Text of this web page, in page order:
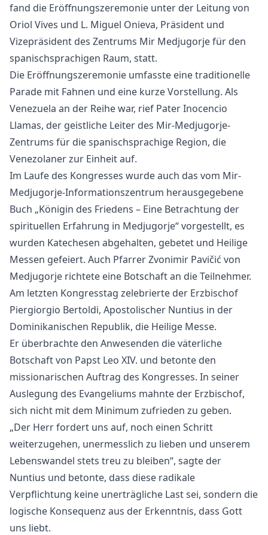
fand die Eröffnungszeremonie unter der Leitung von
Oriol Vives und L. Miguel Onieva, Präsident und
Vizepräsident des Zentrums Mir Medjugorje für den
spanischsprachigen Raum, statt.
Die Eröffnungszeremonie umfasste eine traditionelle
Parade mit Fahnen und eine kurze Vorstellung. Als
Venezuela an der Reihe war, rief Pater Inocencio
Llamas, der geistliche Leiter des Mir-Medjugorje-
Zentrums für die spanischsprachige Region, die
Venezolaner zur Einheit auf.
Im Laufe des Kongresses wurde auch das vom Mir-
Medjugorje-Informationszentrum herausgegebene
Buch „Königin des Friedens – Eine Betrachtung der
spirituellen Erfahrung in Medjugorje“ vorgestellt, es
wurden Katechesen abgehalten, gebetet und Heilige
Messen gefeiert. Auch Pfarrer Zvonimir Pavičić von
Medjugorje richtete eine Botschaft an die Teilnehmer.
Am letzten Kongresstag zelebrierte der Erzbischof
Piergiorgio Bertoldi, Apostolischer Nuntius in der
Dominikanischen Republik, die Heilige Messe.
Er überbrachte den Anwesenden die väterliche
Botschaft von Papst Leo XIV. und betonte den
missionarischen Auftrag des Kongresses. In seiner
Auslegung des Evangeliums mahnte der Erzbischof,
sich nicht mit dem Minimum zufrieden zu geben.
„Der Herr fordert uns auf, noch einen Schritt
weiterzugehen, unermesslich zu lieben und unserem
Lebenswandel stets treu zu bleiben“, sagte der
Nuntius und betonte, dass diese radikale
Verpflichtung keine unerträgliche Last sei, sondern die
logische Konsequenz aus der Erkenntnis, dass Gott
uns liebt.